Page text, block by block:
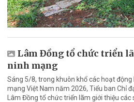
Lâm Đồng tổ chức triển
ninh mạng
Sáng 5/8, trong khuôn khổ các hoạt động
mạng Việt Nam năm 2026, Tiểu ban Chỉ
Lâm Đồng tổ chức triển lãm giới thiệu